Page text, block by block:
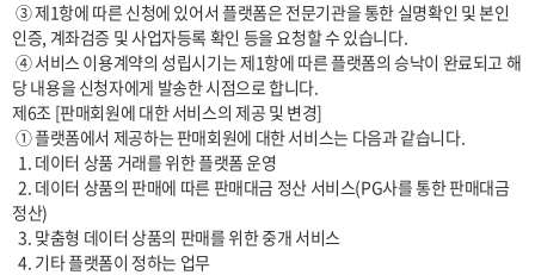
인증, 계좌검증 및 사업자등록 확인 등을 요청할 수 있습니다.
당 내용을 신청자에게 발송한 시점으로 합니다.
제6조 [판매회원에 대한 서비스의 제공 및 변경]
  2. 데이터 상품의 판매에 따른 판매대금 정산 서비스(PG사를 통한 판매대금
정산)
  3. 맞춤형 데이터 상품의 판매를 위한 중개 서비스
  4. 기타 플랫폼이 정하는 업무